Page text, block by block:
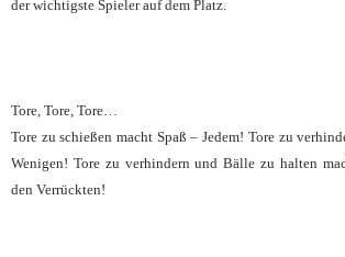
der wichtigste Spieler auf dem Platz.
Tore, Tore, Tore…
Tore zu schießen macht Spaß – Jedem! Tore zu
Wenigen! Tore zu verhindern und Bälle zu halten
den Verrückten!